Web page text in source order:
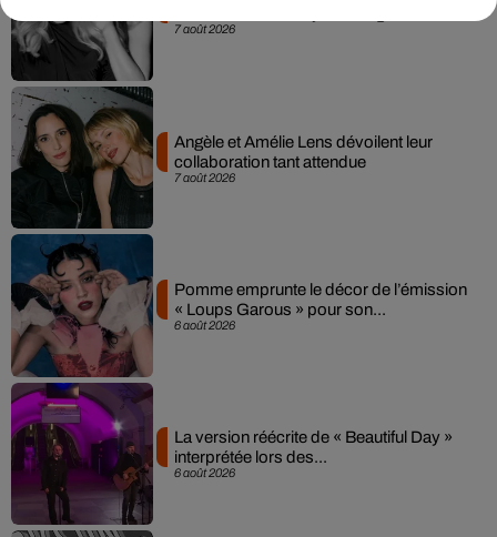
7 août 2026
7 août 2026
Angèle et Amélie Lens dévoilent leur
collaboration tant attendue
6 août 2026
Pomme emprunte le décor de l’émission
« Loups Garous » pour son...
6 août 2026
La version réécrite de « Beautiful Day »
interprétée lors des...